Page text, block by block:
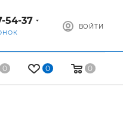
54-37
ВОЙТИ
0 0 0